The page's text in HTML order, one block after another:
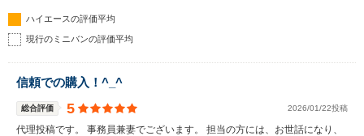
ハイエースの評価平均
現行のミニバンの評価平均
信頼での購入！^_^
総合評価 5 2026/01/22投稿
代理投稿です。 事務員兼妻でございます。 担当の方には、お世話になり、